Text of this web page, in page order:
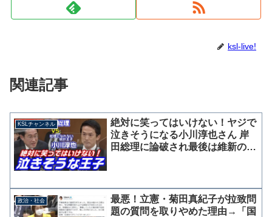
ksl-live!
関連記事
KSLチャンネル
絶対に笑ってはいけない！ヤジで
泣きそうになる小川淳也さん 岸
田総理に論破され最後は維新の池
政治・社会
最悪！立憲・菊田真紀子が拉致問
題の質問を取りやめた理由→「国